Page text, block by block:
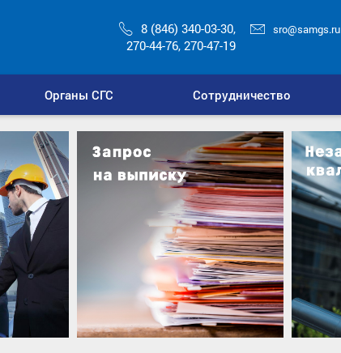
8 (846) 340-03-30,
270-44-76, 270-47-19
sro@samgs.ru
Органы СГС Сотрудничество